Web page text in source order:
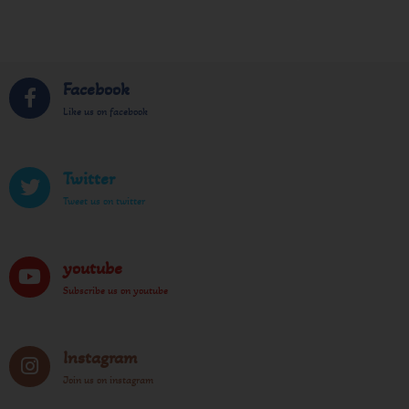
Facebook
Like us on facebook
Twitter
Tweet us on twitter
youtube
Subscribe us on youtube
Instagram
Join us on instagram